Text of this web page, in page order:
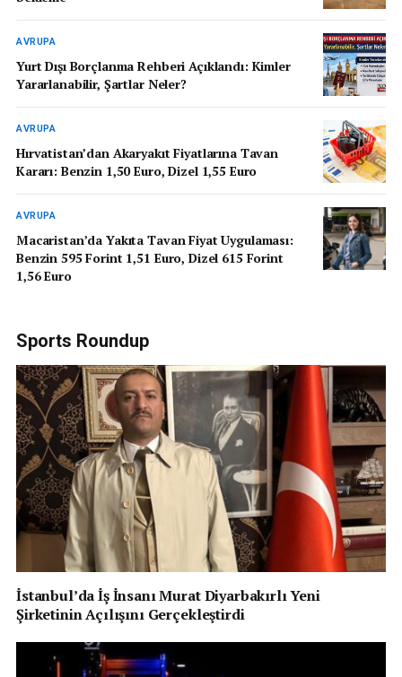
AVRUPA
Yurt Dışı Borçlanma Rehberi Açıklandı: Kimler
Yararlanabilir, Şartlar Neler?
AVRUPA
Hırvatistan’dan Akaryakıt Fiyatlarına Tavan
Kararı: Benzin 1,50 Euro, Dizel 1,55 Euro
AVRUPA
Macaristan’da Yakıta Tavan Fiyat Uygulaması:
Benzin 595 Forint 1,51 Euro, Dizel 615 Forint
1,56 Euro
Sports Roundup
İstanbul’da İş İnsanı Murat Diyarbakırlı Yeni
Şirketinin Açılışını Gerçekleştirdi